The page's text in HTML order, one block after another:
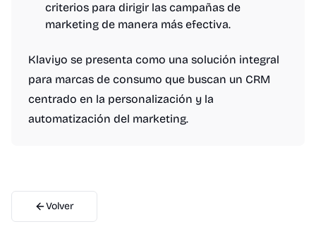
criterios para dirigir las campañas de
marketing de manera más efectiva.
Klaviyo se presenta como una solución integral
para marcas de consumo que buscan un CRM
centrado en la personalización y la
automatización del marketing.
Volver